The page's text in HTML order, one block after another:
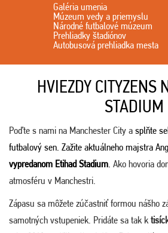
Galéria umenia
Múzeum vedy a priemyslu
Národné futbalové múzeum
Prehliadky štadiónov
Autobusová prehliadka mesta
HVIEZDY CITYZENS
STADIUM
Poďte s nami na Manchester City a splňte
futbalový sen. Zažite aktuálneho majstra
vypredanom Etihad Stadium. Ako hovoria
atmosféru v Manchestri.
Zápasu sa môžete zúčastniť formou nášho
samotných vstupeniek. Pridáte sa tak k